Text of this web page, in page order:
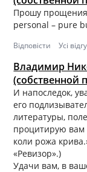
Прошу
personal – pure
Відповісти Усі
Владимир
(собственной
И напоследок,
его
литературы,
процитирую вам
коли рожа
«Ревизор».)
Удачи вам, в